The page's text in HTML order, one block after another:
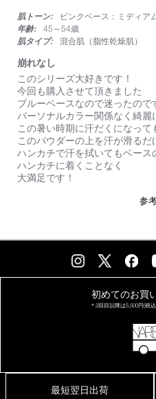
い
や
す
色
rating
肌トーン:
ピンクベース：ミディア
年齢:
45～54歳
肌タイプ:
混合肌（脂性乾燥肌）
崩れなし
Review
by
on
20
Jul
2026
review
stating
崩
れ
な
し
このシリーズ大好きです！
今回も購入させて頂きました
ブルーベースなので迷ったので
パーソナルカラー関係なく綺麗
この暑い時期に汗だくになって
このパウダーの上を汗が滑るだ
ハンカチで汗を拭いてもベース
ハンカチに着くことなく
大満足です！
初めてのお買
＊2回目以降は5,500円(税
最短翌日出荷